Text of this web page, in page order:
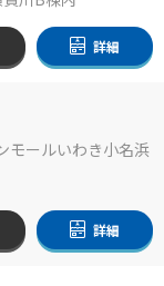
詳細
ールいわき小名浜
詳細